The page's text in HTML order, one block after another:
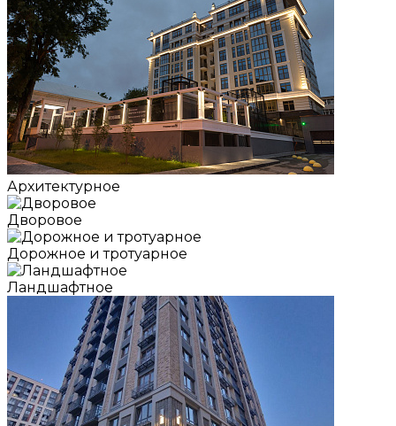
Архитектурное
Дворовое
Дорожное и тротуарное
Ландшафтное